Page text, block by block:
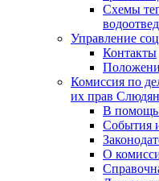
Схемы
Управление
Контакты
Комиссия по
их прав
В помощь
События
О